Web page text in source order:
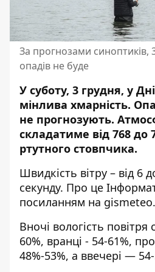
За прогнозами синоптиків,
опадів не буде
У суботу, 3 грудня, у
мінлива хмарність.
не прогнозують.
складатиме від 768 до
ртутного стовпчика.
Швидкість вітру – від 6
секунду. Про це
посиланням на
Вночі вологість
60%, вранці - 54-61%,
48%-53%, а ввечері —